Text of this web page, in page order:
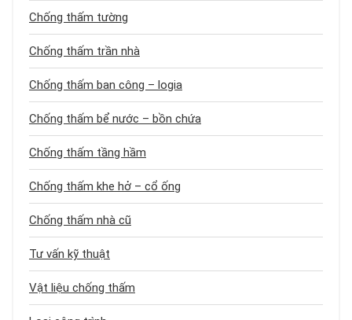
Chống thấm tường
Chống thấm trần nhà
Chống thấm ban công – logia
Chống thấm bể nước – bồn chứa
Chống thấm tầng hầm
Chống thấm khe hở – cổ ống
Chống thấm nhà cũ
Tư vấn kỹ thuật
Vật liệu chống thấm